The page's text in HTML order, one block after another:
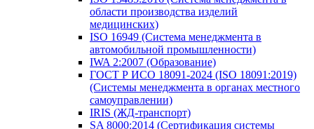
области производства изделий
медицинских)
ISO 16949 (Система менеджмента в
автомобильной промышленности)
IWA 2:2007 (Образование)
ГОСТ Р ИСО 18091-2024 (ISO 18091:2019)
(Системы менеджмента в органах местного
самоуправлении)
IRIS (ЖД-транспорт)
SA 8000:2014 (Сертификация системы